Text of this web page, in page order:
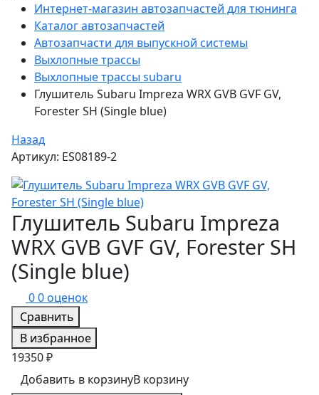
Интернет-магазин автозапчастей для тюнинга
Каталог автозапчастей
Автозапчасти для выпускной системы
Выхлопные трассы
Выхлопные трассы subaru
Глушитель Subaru Impreza WRX GVB GVF GV,
Forester SH (Single blue)
Назад
Артикул: ES08189-2
Глушитель Subaru Impreza
WRX GVB GVF GV, Forester SH
(Single blue)
00 оценок
Сравнить
В избранное
19350 ₽
Добавить в корзинуВ корзину